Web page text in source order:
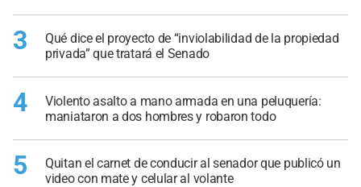
3
Qué dice el proyecto de “inviolabilidad de la propiedad
privada” que tratará el Senado
4
Violento asalto a mano armada en una peluquería:
maniataron a dos hombres y robaron todo
5
Quitan el carnet de conducir al senador que publicó un
video con mate y celular al volante